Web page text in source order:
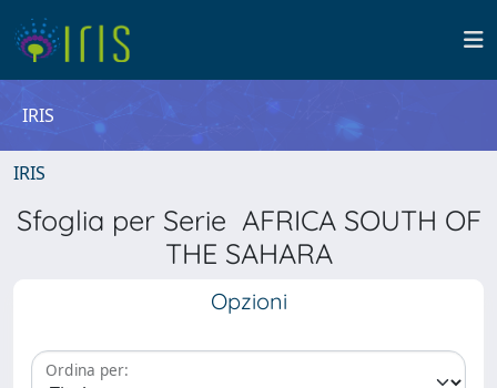
IRIS
IRIS
Sfoglia per Serie AFRICA SOUTH OF
THE SAHARA
Opzioni
Ordina per: